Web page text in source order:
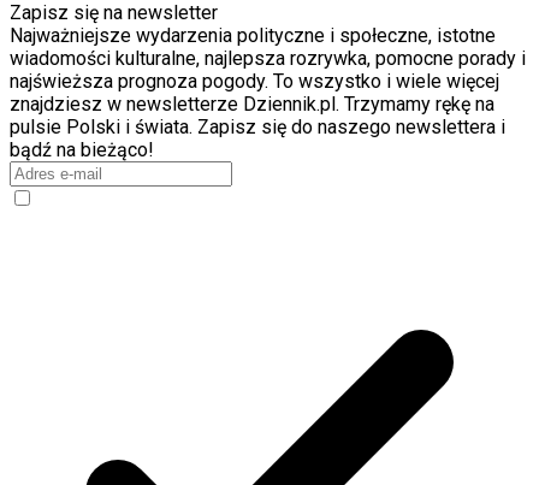
Zapisz się na newsletter
Najważniejsze wydarzenia polityczne i społeczne, istotne
wiadomości kulturalne, najlepsza rozrywka, pomocne porady i
najświeższa prognoza pogody. To wszystko i wiele więcej
znajdziesz w newsletterze Dziennik.pl. Trzymamy rękę na
pulsie Polski i świata. Zapisz się do naszego newslettera i
bądź na bieżąco!